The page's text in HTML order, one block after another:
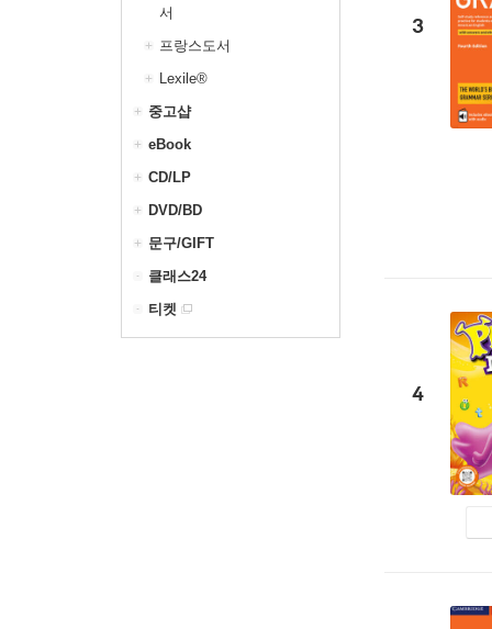
서
프랑스도서
Lexile®
중고샵
eBook
CD/LP
DVD/BD
문구/GIFT
클래스24
티켓
3
4